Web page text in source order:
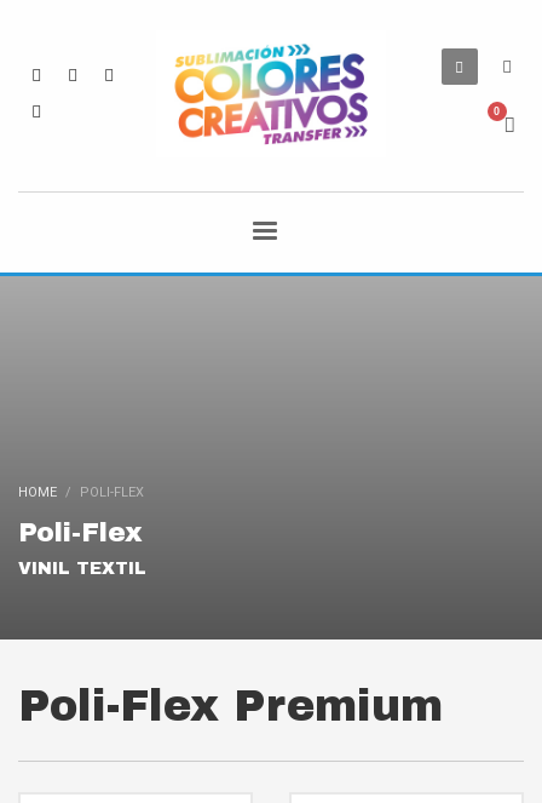
HOME POLI-FLEX
Poli-Flex
VINIL TEXTIL
Poli-Flex Premium